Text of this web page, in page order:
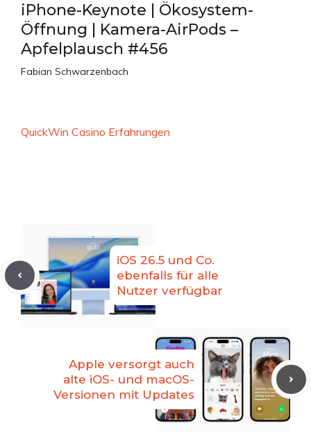
iPhone-Keynote | Ökosystem-
Öffnung | Kamera-AirPods –
Apfelplausch #456
Fabian Schwarzenbach
QuickWin Casino Erfahrungen
iOS 26.5 und Co.
ebenfalls für alle
Nutzer verfügbar
Apple versorgt auch
alte iOS- und macOS-
Versionen mit Updates